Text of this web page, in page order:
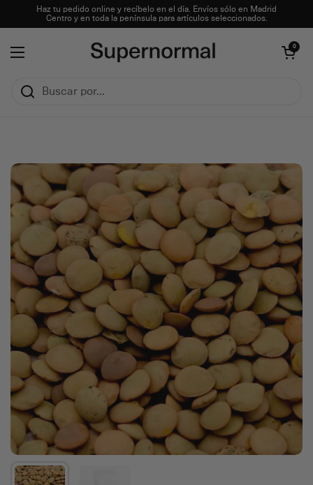
Ir al contenidoHaz tu pedido online y recíbelo en el día. Envíos sólo en Madrid
Centro y en toda la península para artículos seleccionados.
Abrir menú
Abrir carrito
0